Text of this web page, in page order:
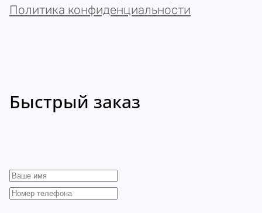
Политика конфиденциальности
Быстрый заказ